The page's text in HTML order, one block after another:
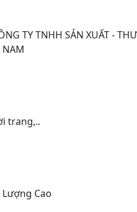
TY TNHH SẢN XUẤT -
NAM
trang,..
Lượng Cao